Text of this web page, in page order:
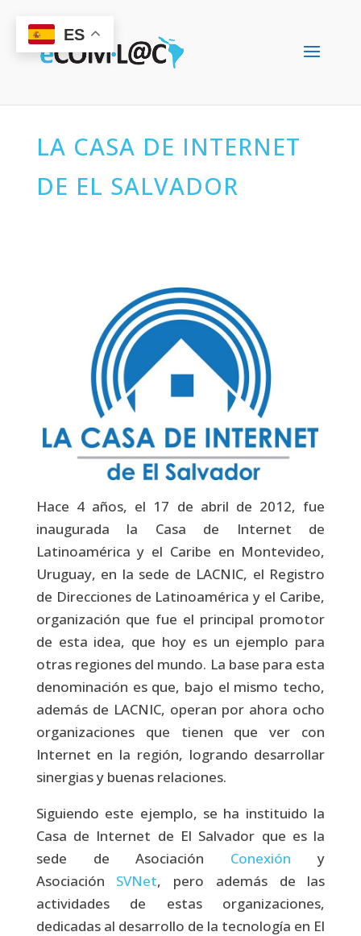
LA CASA DE INTERNET
DE EL SALVADOR
Hace 4 años, el 17 de abril de 2012, fue
inaugurada la Casa de Internet de
Latinoamérica y el Caribe en Montevideo,
Uruguay, en la sede de LACNIC, el Registro
de Direcciones de Latinoamérica y el Caribe,
organización que fue el principal promotor
de esta idea, que hoy es un ejemplo para
otras regiones del mundo. La base para esta
denominación es que, bajo el mismo techo,
además de LACNIC, operan por ahora ocho
organizaciones que tienen que ver con
Internet en la región, logrando desarrollar
sinergias y buenas relaciones.
Siguiendo este ejemplo, se ha instituido la
Casa de Internet de El Salvador que es la
sede de Asociación Conexión y
Asociación SVNet, pero además de las
actividades de estas organizaciones,
dedicadas al desarrollo de la tecnología en El
ES